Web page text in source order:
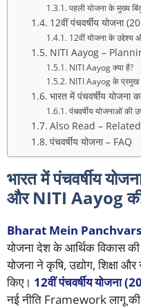
पहली योजना के मुख्य
12वीं पंचवर्षीय योजना
12वीं योजना के उद्देश्य
NITI Aayog –
NITI Aayog क्या है?
NITI Aayog के प्रमुख
भारत में पंचवर्षीय योजना
पंचवर्षीय योजनाओं की
Also Read –
पंचवर्षीय योजना – FAQ
भारत में पंचवर्षीय
और NITI Aayog की
Bharat Mein
योजना देश के आर्थिक विकास
योजना ने कृषि, उद्योग, शिक्षा
किए। 12वीं पंचवर्षीय योजना
नई नीति Framework लागू